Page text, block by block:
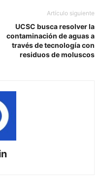
Artículo siguiente
UCSC busca resolver la
contaminación de aguas a
través de tecnología con
residuos de moluscos